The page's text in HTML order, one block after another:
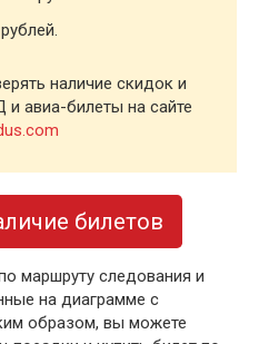
наличие скидок и
авиа-билеты на сайте
билетов
маршруту следования и
на диаграмме с
образом, вы можете